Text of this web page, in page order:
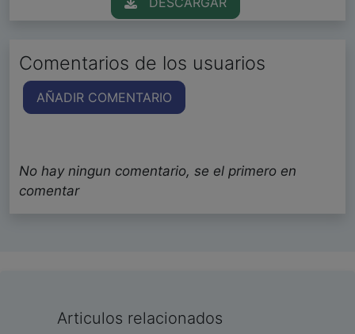
Comentarios de los usuarios
AÑADIR COMENTARIO
No hay ningun comentario, se el primero en
comentar
Articulos relacionados